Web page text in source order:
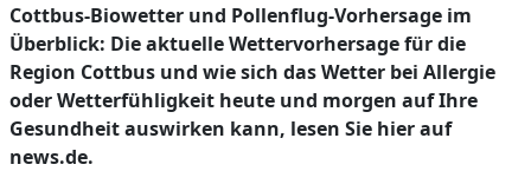
Cottbus-Biowetter und Pollenflug-Vorhersage im
Überblick: Die aktuelle Wettervorhersage für die
Region Cottbus und wie sich das Wetter bei Allergie
oder Wetterfühligkeit heute und morgen auf Ihre
Gesundheit auswirken kann, lesen Sie hier auf
news.de.